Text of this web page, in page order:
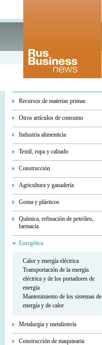
Recursos de materias primas
Otros artículos de consumo
Industria alimenticia
Textil, ropa y calzado
Construcción
Agricultura y ganadería
Goma y plásticos
Química, refinación de petróleo,
farmacia
Energética
Calor y energía eléctrica
Transportación de la energía
eléctrica y de los portadores de
energía
Mantenimiento de los sistemas de
energía y de calor
Metalurgia y metalistería
Construcción de maquinaria